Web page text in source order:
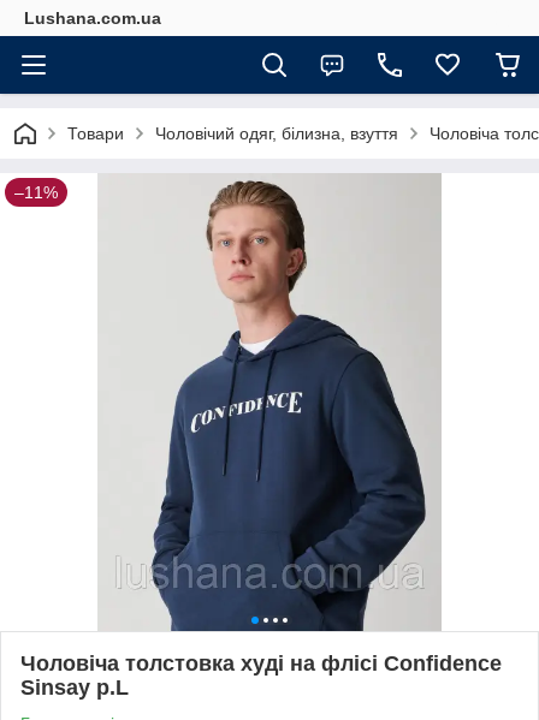
Lushana.com.ua
Товари Чоловічий одяг, білизна, взуття Чоловіча
–11%
Чоловіча толстовка худі на флісі Confidence
Sinsay р.L